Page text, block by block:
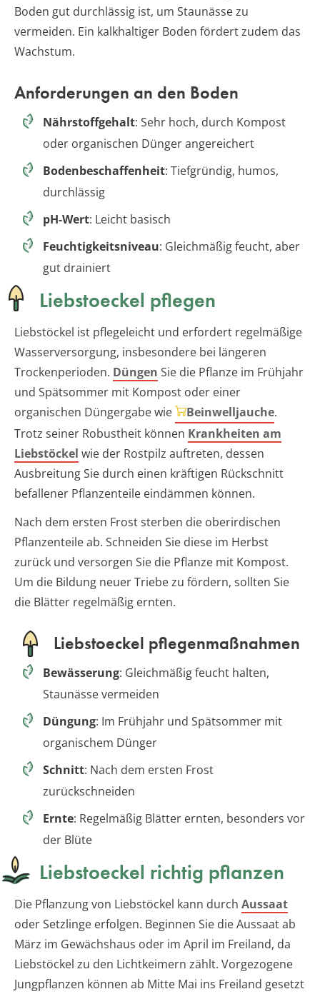
Boden gut durchlässig ist, um Staunässe zu
vermeiden. Ein kalkhaltiger Boden fördert zudem das
Wachstum.
Anforderungen an den Boden
Nährstoffgehalt: Sehr hoch, durch Kompost
oder organischen Dünger angereichert
Bodenbeschaffenheit: Tiefgründig, humos,
durchlässig
pH-Wert: Leicht basisch
Feuchtigkeitsniveau: Gleichmäßig feucht, aber
gut drainiert
Liebstoeckel pflegen
Liebstöckel ist pflegeleicht und erfordert regelmäßige
Wasserversorgung, insbesondere bei längeren
Trockenperioden. Düngen Sie die Pflanze im Frühjahr
und Spätsommer mit Kompost oder einer
organischen Düngergabe wie
Beinwelljauche.
Trotz seiner Robustheit können Krankheiten am
Liebstöckel wie der Rostpilz auftreten, dessen
Ausbreitung Sie durch einen kräftigen Rückschnitt
befallener Pflanzenteile eindämmen können.
Nach dem ersten Frost sterben die oberirdischen
Pflanzenteile ab. Schneiden Sie diese im Herbst
zurück und versorgen Sie die Pflanze mit Kompost.
Um die Bildung neuer Triebe zu fördern, sollten Sie
die Blätter regelmäßig ernten.
Liebstoeckel pflegenmaßnahmen
Bewässerung: Gleichmäßig feucht halten,
Staunässe vermeiden
Düngung: Im Frühjahr und Spätsommer mit
organischem Dünger
Schnitt: Nach dem ersten Frost
zurückschneiden
Ernte: Regelmäßig Blätter ernten, besonders vor
der Blüte
Liebstoeckel richtig pflanzen
Die Pflanzung von Liebstöckel kann durch Aussaat
oder Setzlinge erfolgen. Beginnen Sie die Aussaat ab
März im Gewächshaus oder im April im Freiland, da
Liebstöckel zu den Lichtkeimern zählt. Vorgezogene
Jungpflanzen können ab Mitte Mai ins Freiland gesetzt